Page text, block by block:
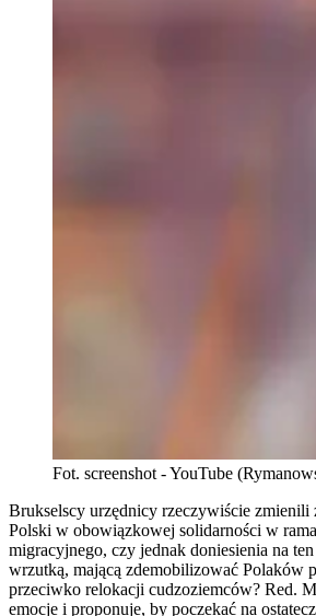
Fot. screenshot - YouTube
Brukselscy urzędnicy rzeczywiście zmienili
Polski w obowiązkowej solidarności w
migracyjnego, czy jednak doniesienia na
wrzutką, mającą zdemobilizować Polaków
przeciwko relokacji cudzoziemców? Red.
emocje i proponuje, by poczekać na